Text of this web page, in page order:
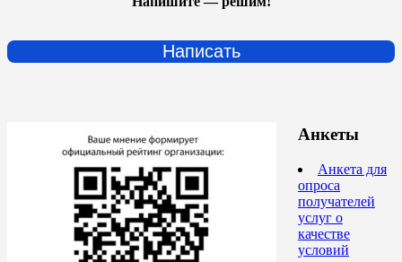
Написать
Анкеты
Анкета для
опроса
получателей
услуг о
качестве
условий